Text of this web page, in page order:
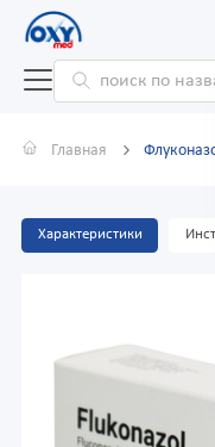
Главная
Характеристики